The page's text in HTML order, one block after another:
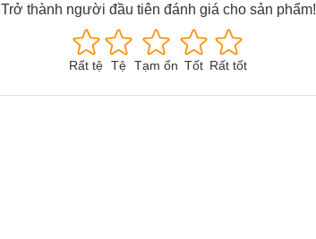
Trở thành người đầu tiên đánh giá cho sản phẩm!
Rất tệ Tệ Tạm ổn Tốt Rất tốt